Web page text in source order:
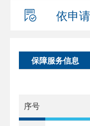
依申
保障服务信息
序号